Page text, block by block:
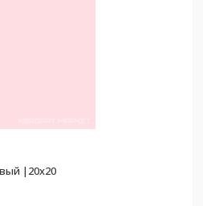
|20x20